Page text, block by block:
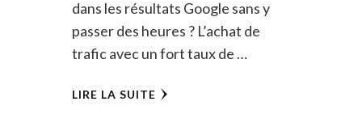
dans les résultats Google sans y
passer des heures ? L’achat de
trafic avec un fort taux de …
LIRE LA SUITE